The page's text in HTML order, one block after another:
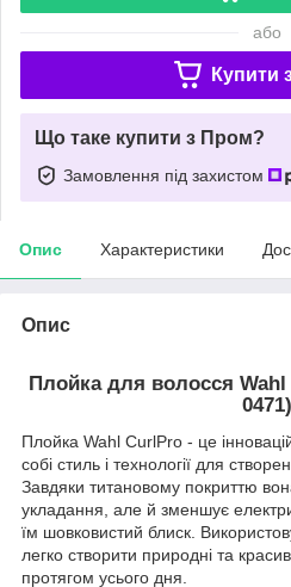
або
Купити
Що таке купити з Пром?
Замовлення під захистом
Опис Характеристики
Опис
Плойка для волосся
0471)
Плойка Wahl CurlPro - це
собі стиль і технології для
Завдяки титановому покриттю
укладання, але й зменшує
їм шовковистий блиск.
легко створити природні та
протягом усього дня.